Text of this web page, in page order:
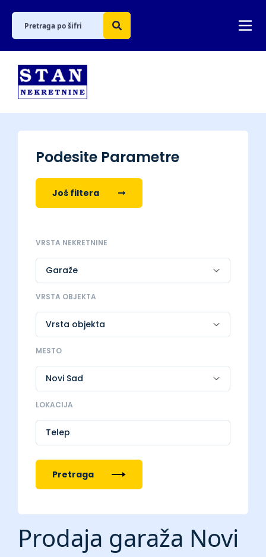
Podesite Parametre
Još filtera
VRSTA NEKRETNINE
VRSTA OBJEKTA
MESTO
LOKACIJA
Telep
Pretraga
Prodaja garaža Novi